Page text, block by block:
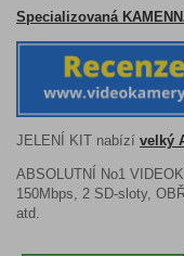
Specializovaná
JELENÍ KIT nabízí velký
ABSOLUTNÍ No1
150Mbps, 2 SD-sloty,
atd.